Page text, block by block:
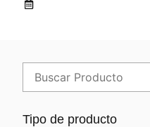
Tipo de producto